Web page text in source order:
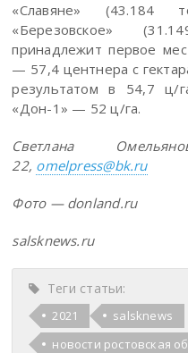
«Славяне»
«Березовское»
принадлежит первое
— 57,4 центнера с
результатом в 54,7
«Дон-1» — 52 ц/га.
Светлана
22, omelpress@bk.ru
Фото — donland.ru
salsknews.ru
Теги статьи:
2021
salsknews
новости ростовская